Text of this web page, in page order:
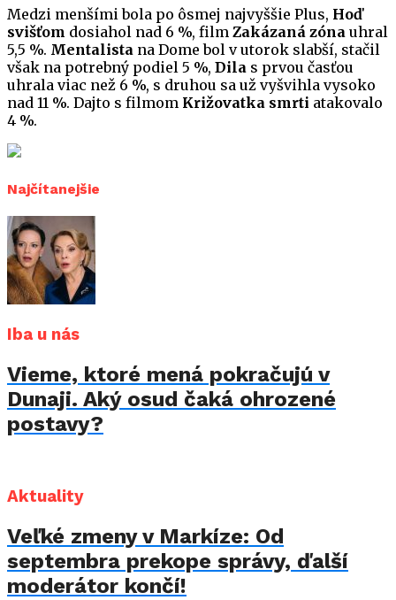
Medzi menšími bola po ôsmej najvyššie Plus, Hoď
svišťom dosiahol nad 6 %, film Zakázaná zóna uhral
5,5 %. Mentalista na Dome bol v utorok slabší, stačil
však na potrebný podiel 5 %, Dila s prvou časťou
uhrala viac než 6 %, s druhou sa už vyšvihla vysoko
nad 11 %. Dajto s filmom Križovatka smrti atakovalo
4 %.
Najčítanejšie
Iba u nás
Vieme, ktoré mená pokračujú v
Dunaji. Aký osud čaká ohrozené
postavy?
Aktuality
Veľké zmeny v Markíze: Od
septembra prekope správy, ďalší
moderátor končí!